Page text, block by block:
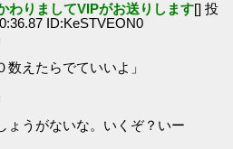
わりましてVIPがお送りします[] 投
ID:KeSTVEON0
えたらでていいよ」
うがないな。いくぞ？いー